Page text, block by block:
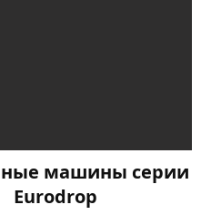
машины серии
Eurodrop